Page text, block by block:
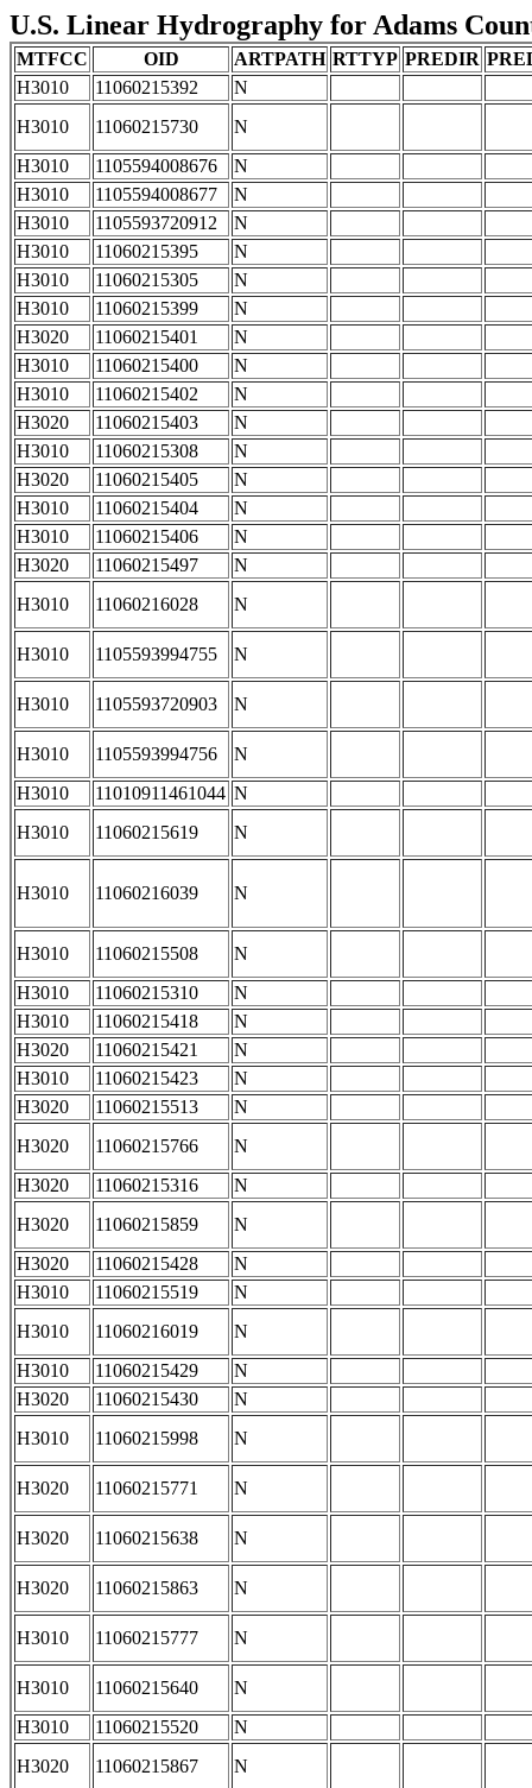
U.S. Linear Hydrography for Adams
MTFCC OID ARTPATH RTTYP PREDIR
H3010
11060215392
N
H3010
11060215730
N
H3010
1105594008676
N
H3010
1105594008677
N
H3010
1105593720912
N
H3010
11060215395
N
H3010
11060215305
N
H3010
11060215399
N
H3020
11060215401
N
H3010
11060215400
N
H3010
11060215402
N
H3020
11060215403
N
H3010
11060215308
N
H3020
11060215405
N
H3010
11060215404
N
H3010
11060215406
N
H3020
11060215497
N
H3010
11060216028 N
H3010 1105593994755 N
H3010 1105593720903 N
H3010 1105593994756
N
H3010
11010911461044 N
H3010
11060215619 N
H3010 11060216039 N
H3010 11060215508
N
H3010
11060215310
N
H3010
11060215418
N
H3020
11060215421
N
H3010
11060215423
N
H3020
11060215513
N
H3020
11060215766
N
H3020
11060215316
N
H3020
11060215859
N
H3020
11060215428
N
H3010
11060215519
N
H3010
11060216019
N
H3010
11060215429
N
H3020
11060215430
N
H3010
11060215998 N
H3020 11060215771 N
H3020 11060215638 N
H3020 11060215863 N
H3010 11060215777 N
H3010 11060215640
N
H3010
11060215520
N
H3020
11060215867 N